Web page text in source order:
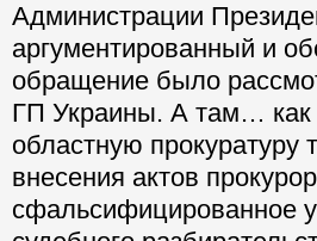
Администрации
аргументированный и
обращение было
ГП Украины. А там… как
областную прокуратуру
внесения актов
сфальсифицированное